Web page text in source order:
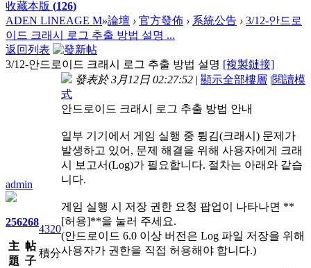
收藏本版 (126)
ADEN LINEAGE M»論壇 › 官方發佈 › 系統公告 › 3/12-안드로
이드 크래시 로그 추출 방법 설명 ...
返回列表
3/12-안드로이드 크래시 로그 추출 방법 설명 [複製鏈接]
admin
256
主
題
268
帖
子
4320
積分
發表於 3月12日 02:27:52 | 顯示全部樓層 |閱讀模
式
안드로이드 크래시 로그 추출 방법 안내
일부 기기에서 게임 실행 중 튕김(크래시) 문제가
발생하고 있어, 문제 해결을 위해 사용자에게 크래
시 보고서(Log)가 필요합니다. 절차는 아래와 같습
니다.
게임 실행 시 저장 권한 요청 팝업이 나타나면 **
[허용]**을 눌러 주세요.
(안드로이드 6.0 이상 버전은 Log 파일 저장을 위해
사용자가 권한을 직접 허용해야 합니다.)